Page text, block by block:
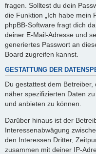
fragen. Solltest du dein
die Funktion „Ich habe mein
phpBB-Software fragt dich
deiner E-Mail-Adresse und
generiertes Passwort an
Board zugreifen kannst.
GESTATTUNG DER
Du gestattest dem
näher spezifizierten Daten
und anbieten zu können.
Darüber hinaus ist der
Interessenabwägung
den Interessen Dritter,
zusammen mit deiner IP-